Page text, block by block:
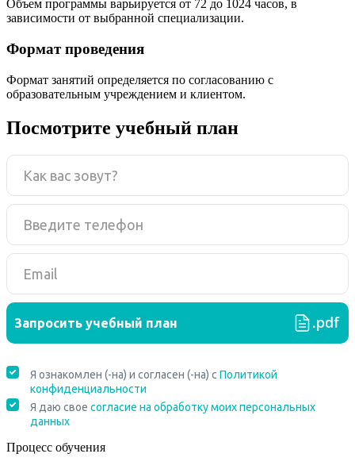
Объем программы варьируется от 72 до 1024 часов, в
зависимости от выбранной специализации.
Формат проведения
Формат занятий определяется по согласованию с
образовательным учреждением и клиентом.
Посмотрите учебный план
Процесс обучения